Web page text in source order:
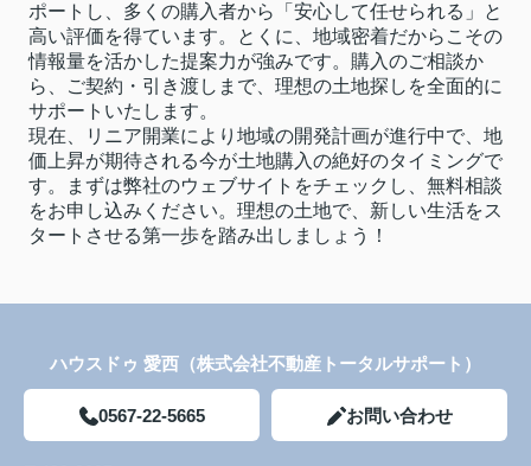
ポートし、多くの購入者から「安心して任せられる」と
高い評価を得ています。とくに、地域密着だからこその
情報量を活かした提案力が強みです。購入のご相談か
ら、ご契約・引き渡しまで、理想の土地探しを全面的に
サポートいたします。
現在、リニア開業により地域の開発計画が進行中で、地
価上昇が期待される今が土地購入の絶好のタイミングで
す。まずは弊社のウェブサイトをチェックし、無料相談
をお申し込みください。理想の土地で、新しい生活をス
タートさせる第一歩を踏み出しましょう！
ハウスドゥ 愛西（株式会社不動産トータルサポート）
0567-22-5665 お問い合わせ